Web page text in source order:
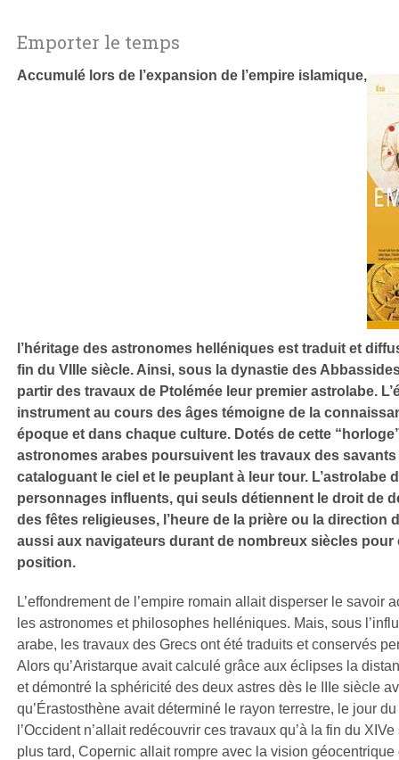
Emporter le temps
Accumulé lors de l’expansion de l’empire islamique,
l’héritage des astronomes helléniques est traduit et
fin du VIIIe siècle. Ainsi, sous la dynastie des
partir des travaux de Ptolémée leur premier astrolabe.
instrument au cours des âges témoigne de la
époque et dans chaque culture. Dotés de cette
astronomes arabes poursuivent les travaux des
cataloguant le ciel et le peuplant à leur tour. L’astrolabe
personnages influents, qui seuls détiennent le droit de
des fêtes religieuses, l’heure de la prière ou la direction
aussi aux navigateurs durant de nombreux siècles pour
position.
L’effondrement de l’empire romain allait disperser le savoir
les astronomes et philosophes helléniques. Mais, sous
arabe, les travaux des Grecs ont été traduits et conservés
Alors qu’Aristarque avait calculé grâce aux éclipses la
et démontré la sphéricité des deux astres dès le IIIe siècle
qu’Érastosthène avait déterminé le rayon terrestre, le jour
l’Occident n’allait redécouvrir ces travaux qu’à la fin du
plus tard, Copernic allait rompre avec la vision géocentrique